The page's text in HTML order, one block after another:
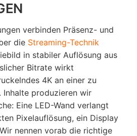
verbinden Präsenz- und
die Streaming-Technik
in stabiler Auflösung aus
Bitrate wirkt
4K an einer zu
Inhalte produzieren wir
Eine LED-Wand verlangt
Pixelauflösung, ein Display
nennen vorab die richtige